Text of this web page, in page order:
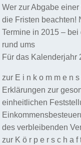
Wer zur Abgabe
die Fristen beachten!
Termine in 2015 –
rund ums
Für das Kalenderjahr
zur E i n k o m m e n
Erklärungen zur
einheitlichen
des verbleibenden
zur K ö r p e r s c h a